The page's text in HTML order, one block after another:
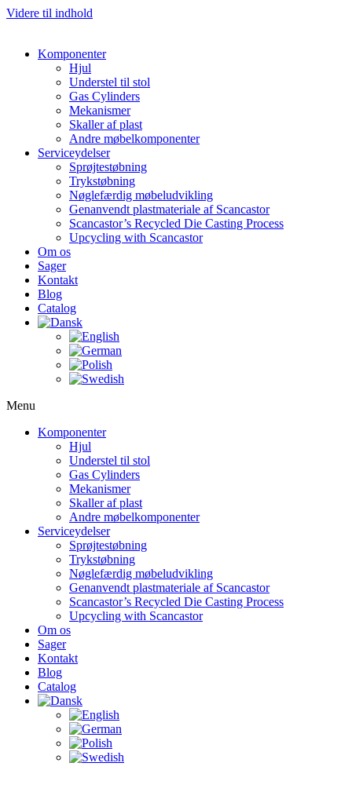
Videre til indhold
Komponenter
Hjul
Understel til stol
Gas Cylinders
Mekanismer
Skaller af plast
Andre møbelkomponenter
Serviceydelser
Sprøjtestøbning
Trykstøbning
Nøglefærdig møbeludvikling
Genanvendt plastmateriale af Scancastor
Scancastor’s Recycled Die Casting Process
Upcycling with Scancastor
Om os
Sager
Kontakt
Blog
Catalog
Menu
Komponenter
Hjul
Understel til stol
Gas Cylinders
Mekanismer
Skaller af plast
Andre møbelkomponenter
Serviceydelser
Sprøjtestøbning
Trykstøbning
Nøglefærdig møbeludvikling
Genanvendt plastmateriale af Scancastor
Scancastor’s Recycled Die Casting Process
Upcycling with Scancastor
Om os
Sager
Kontakt
Blog
Catalog